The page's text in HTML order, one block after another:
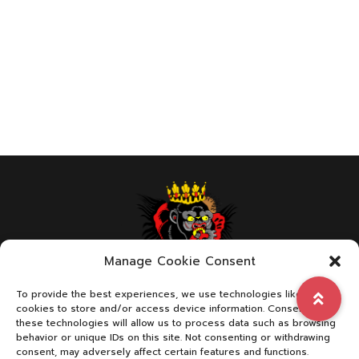
Manage Cookie Consent
To provide the best experiences, we use technologies like
cookies to store and/or access device information. Consenting to
these technologies will allow us to process data such as browsing
behavior or unique IDs on this site. Not consenting or withdrawing
consent, may adversely affect certain features and functions.
ABOUT US